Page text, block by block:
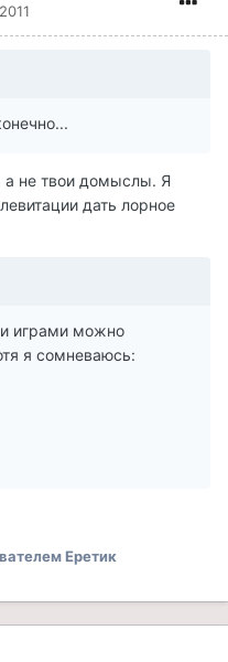
не твои домыслы. Я
дать лорное
играми можно
я сомневаюсь:
Еретик